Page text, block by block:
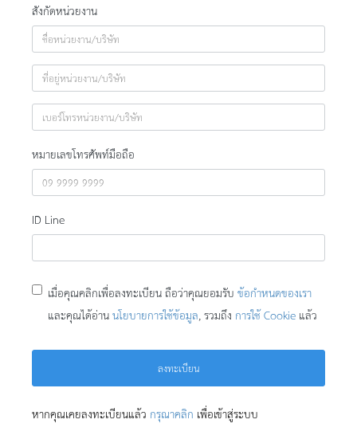
สังกัดหน่วยงาน
หมายเลขโทรศัพท์มือถือ
ID Line
เมื่อคุณคลิกเพื่อลงทะเบียน ถือว่าคุณยอมรับ ข้อกำหนดของเรา
และคุณได้อ่านนโยบายการใช้ข้อมูล, รวมถึง การใช้ Cookie แล้ว
ลงทะเบียน
หากคุณเคยลงทะเบียนแล้ว กรุณาคลิก เพื่อเข้าสู่ระบบ